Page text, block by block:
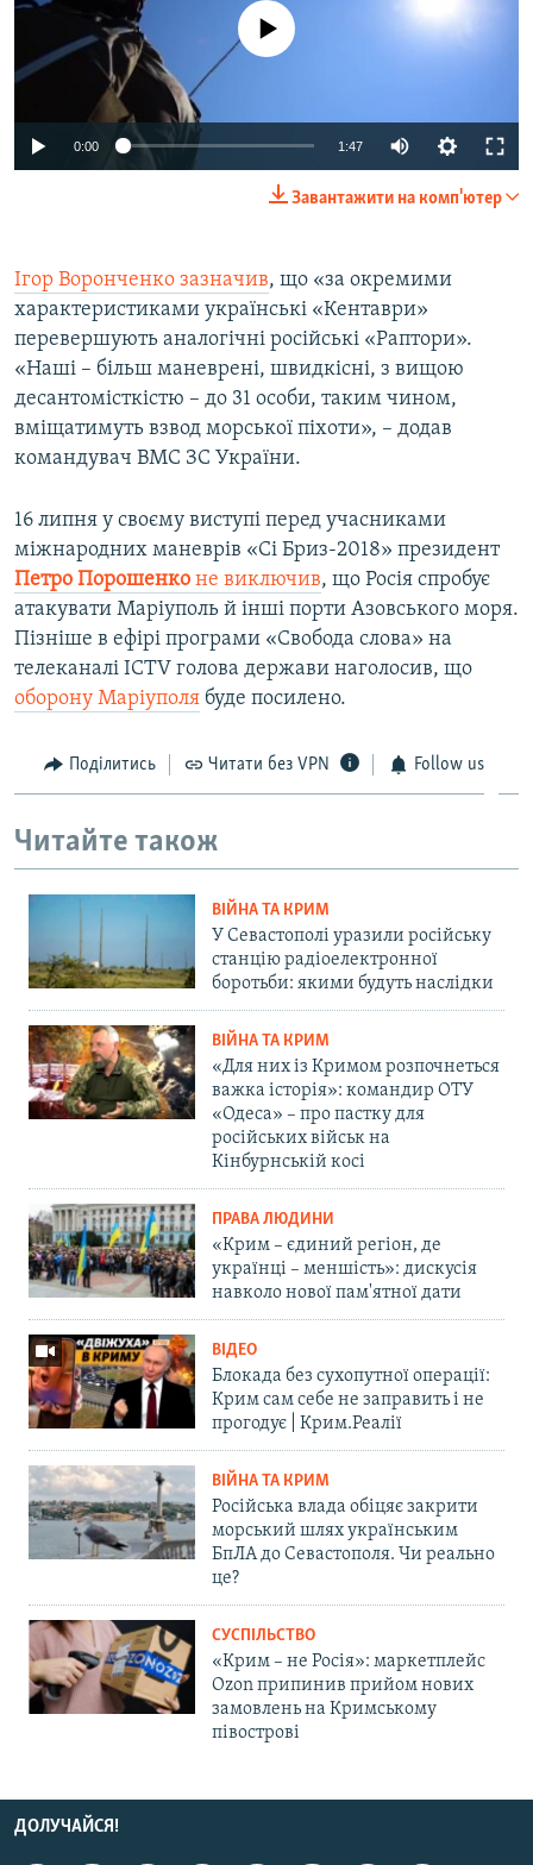
No media source currently available
0:00 1:47
Завантажити на комп'ютер
Ігор Воронченко зазначив, що «за окремими
характеристиками українські «Кентаври»
перевершують аналогічні російські «Раптори».
«Наші – більш маневрені, швидкісні, з вищою
десантомісткістю – до 31 особи, таким чином,
вміщатимуть взвод морської піхоти», – додав
командувач ВМС ЗС України.
16 липня у своєму виступі перед учасниками
міжнародних маневрів «Сі Бриз-2018» президент
Петро Порошенко не виключив, що Росія спробує
атакувати Маріуполь й інші порти Азовського моря.
Пізніше в ефірі програми «Свобода слова» на
телеканалі ICTV голова держави наголосив, що
оборону Маріуполя буде посилено.
Поділитись Читати без VPN Follow us
Читайте також
ВІЙНА ТА КРИМ
У Севастополі уразили російську
станцію радіоелектронної
боротьби: якими будуть наслідки
ВІЙНА ТА КРИМ
«Для них із Кримом розпочнеться
важка історія»: командир ОТУ
«Одеса» – про пастку для
російських військ на
Кінбурнській косі
ПРАВА ЛЮДИНИ
«Крим – єдиний регіон, де
українці – меншість»: дискусія
навколо нової пам'ятної дати
ВІДЕО
Блокада без сухопутної операції:
Крим сам себе не заправить і не
прогодує | Крим.Реалії
ВІЙНА ТА КРИМ
Російська влада обіцяє закрити
морський шлях українським
БпЛА до Севастополя. Чи реально
це?
СУСПІЛЬСТВО
«Крим – не Росія»: маркетплейс
Ozon припинив прийом нових
замовлень на Кримському
півострові
ДОЛУЧАЙСЯ!